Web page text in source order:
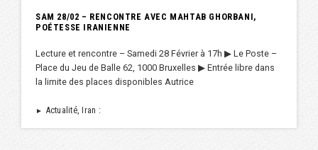
SAM 28/02 – RENCONTRE AVEC MAHTAB GHORBANI,
POÉTESSE IRANIENNE
Lecture et rencontre – Samedi 28 Février à 17h ▶︎ Le Poste –
Place du Jeu de Balle 62, 1000 Bruxelles ▶︎ Entrée libre dans
la limite des places disponibles Autrice
► Actualité, Iran :